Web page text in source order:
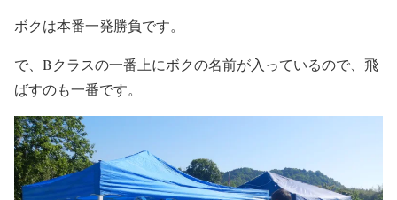
ボクは本番一発勝負です。
で、Bクラスの一番上にボクの名前が入っているので、飛
ばすのも一番です。